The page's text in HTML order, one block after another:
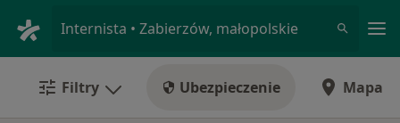
Internista • Zabierzów, małopolskie
Filtry Ubezpieczenie Mapa